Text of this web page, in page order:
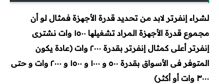
لشراء إنفرتر لابد من تحديد قدرة الأجھزة فمثال لو أن
مجموع قدرة الأجھزة المراد تشغيلھا ١٥٠٠ وات نشترى
إنفرتر أعلى كمثال إنفرتر بقدرة ٢٠٠٠ وات (عادة يكون
المتوفر فى الأسواق بقدرة ٥٠٠ و ١٠٠٠ و ١٥٠٠ و ٢٠٠٠ وات و حتى
٣٠٠٠ وات أو أكثر)